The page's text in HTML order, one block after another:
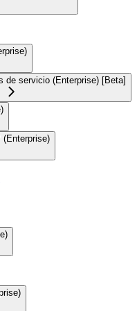
de servicio (Enterprise) [Beta]
(Enterprise)